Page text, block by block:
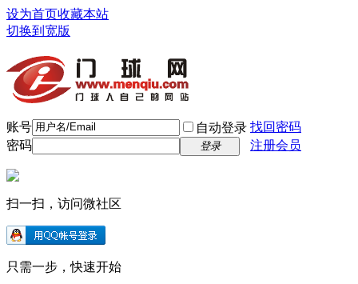
设为首页收藏本站
切换到宽版
账号 自动登录 找回密码
密码
登录 注册会员
扫一扫，访问微社区
只需一步，快速开始